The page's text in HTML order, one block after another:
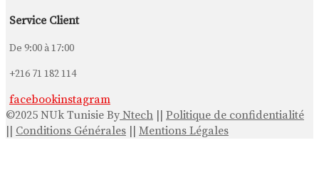
Service Client
De 9:00 à 17:00
+216 71 182 114
facebookinstagram
©2025 NUk Tunisie By Ntech
Politique de confidentialité
Conditions Générales Mentions Légales